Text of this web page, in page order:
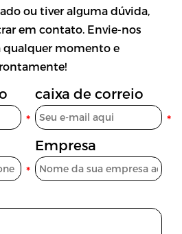
ou tiver alguma dúvida,
em contato. Envie-nos
qualquer momento e
caixa de correio
Empresa